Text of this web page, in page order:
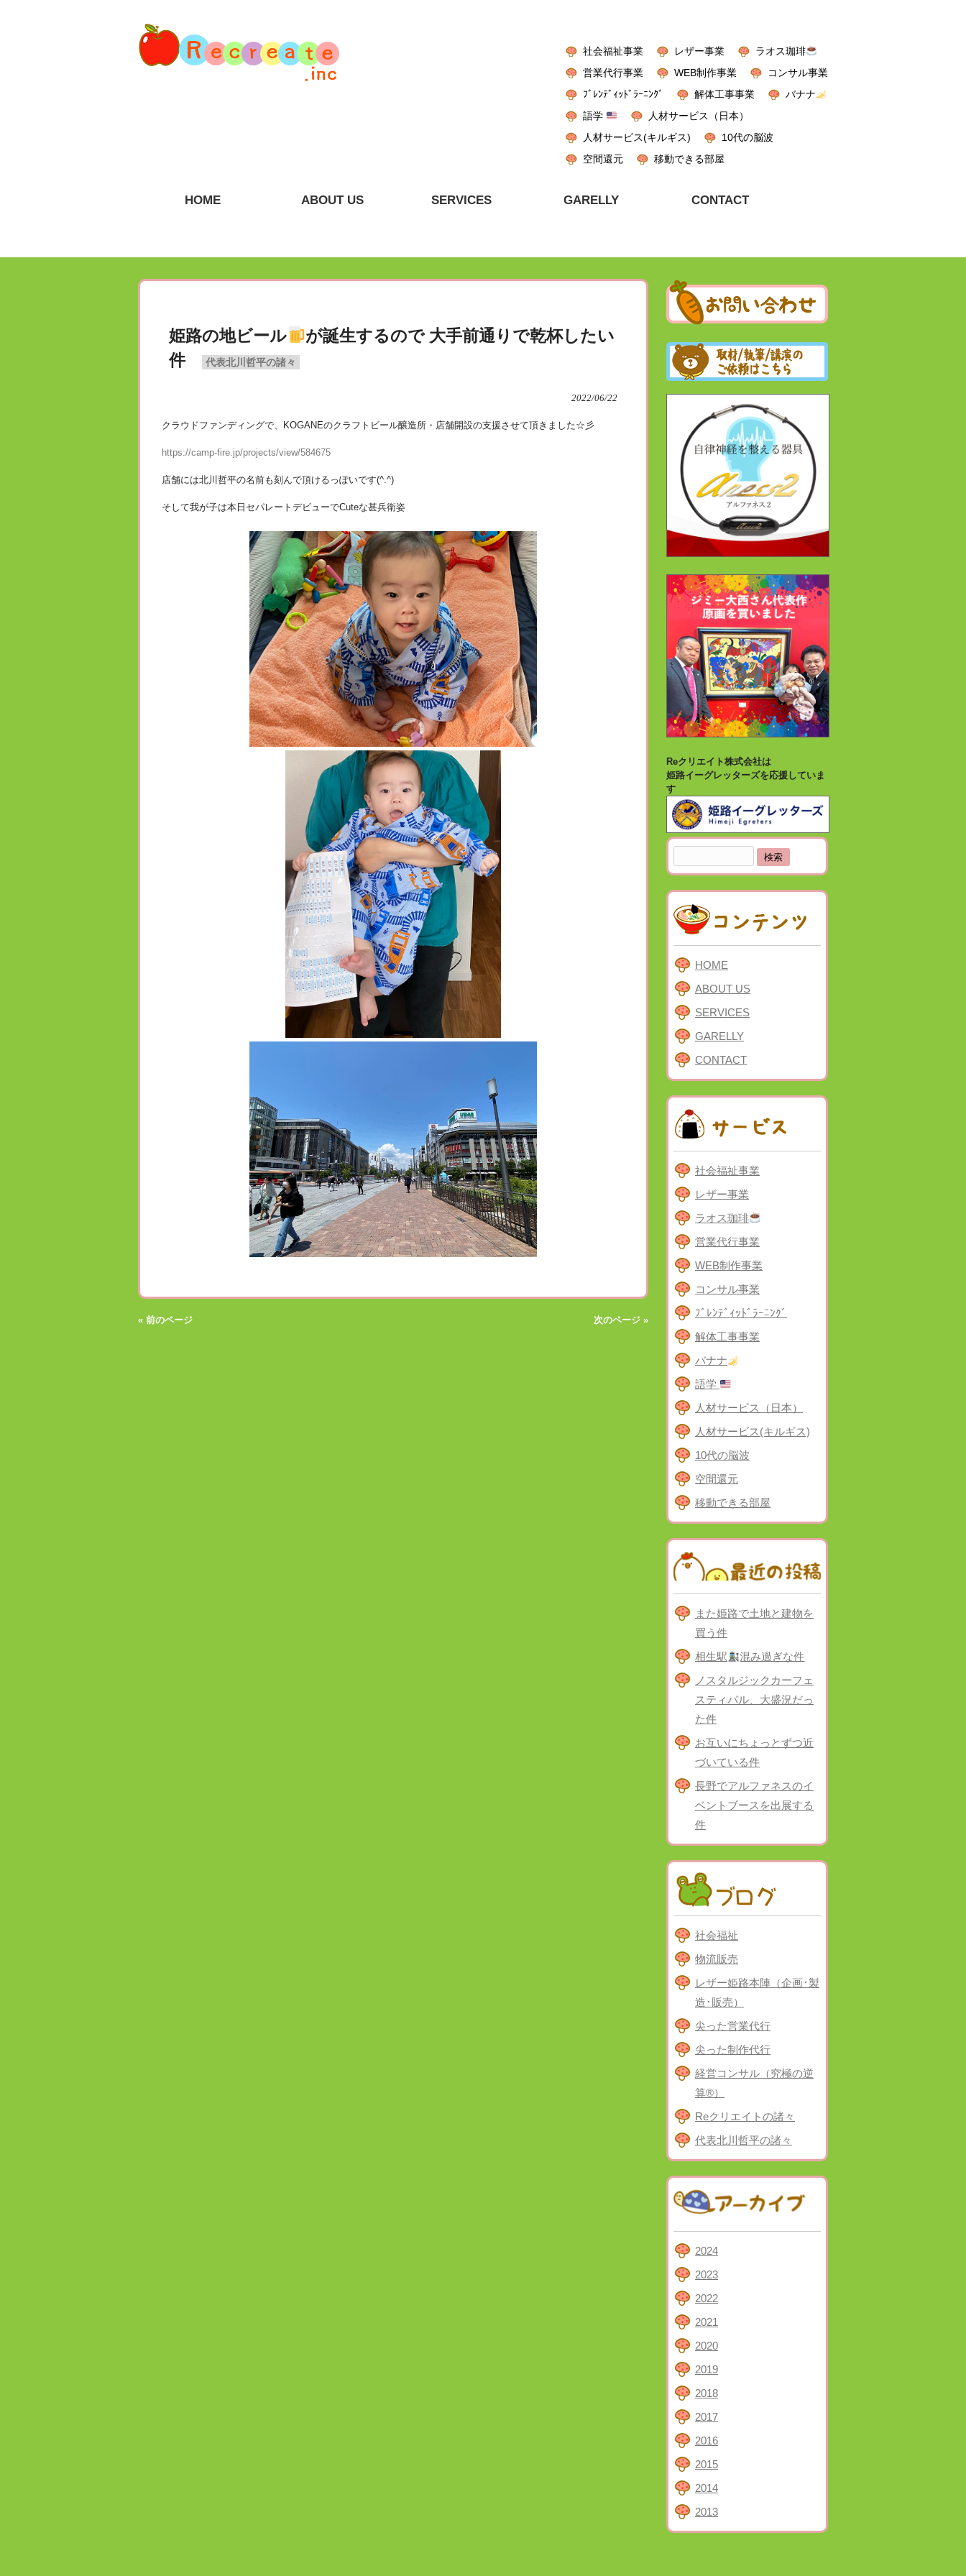
社会福祉事業 レザー事業
ラオス珈琲
営業代行事業
WEB制作事業
コンサル事業
ﾌﾞﾚﾝﾃﾞｨｯﾄﾞﾗｰﾆﾝｸﾞ
解体工事事業
バナナ
語学
人材サービス（日本）
人材サービス(キルギス)
10代の脳波
空間還元
移動できる部屋
HOME ABOUT US SERVICES GARELLY CONTACT
姫路の地ビール
が誕生するので 大手前通りで乾杯したい
件
代表北川哲平の諸々
2022/06/22
クラウドファンディングで、KOGANEのクラフトビール醸造所・店舗開設の支援させて頂きました☆彡
https://camp-fire.jp/projects/view/584675
店舗には北川哲平の名前も刻んで頂けるっぽいです(^.^)
そして我が子は本日セパレートデビューでCuteな甚兵衛姿
« 前のページ 次のページ »
Reクリエイト株式会社は
姫路イーグレッターズを応援していま
す
索:
HOME
ABOUT US
SERVICES
GARELLY
CONTACT
社会福祉事業
レザー事業
ラオス珈琲
営業代行事業
WEB制作事業
コンサル事業
ﾌﾞﾚﾝﾃﾞｨｯﾄﾞﾗｰﾆﾝｸﾞ
解体工事事業
バナナ
語学
人材サービス（日本）
人材サービス(キルギス)
10代の脳波
空間還元
移動できる部屋
また姫路で土地と建物を
買う件
相生駅
混み過ぎな件
ノスタルジックカーフェ
スティバル、大盛況だっ
た件
お互いにちょっとずつ近
づいている件
長野でアルファネスのイ
ベントブースを出展する
件
社会福祉
物流販売
レザー姫路本陣（企画･製
造･販売）
尖った営業代行
尖った制作代行
経営コンサル（究極の逆
算®）
Reクリエイトの諸々
代表北川哲平の諸々
2024
2023
2022
2021
2020
2019
2018
2017
2016
2015
2014
2013